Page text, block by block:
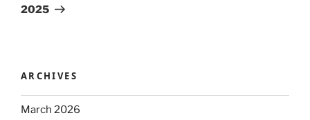
2025
ARCHIVES
March 2026